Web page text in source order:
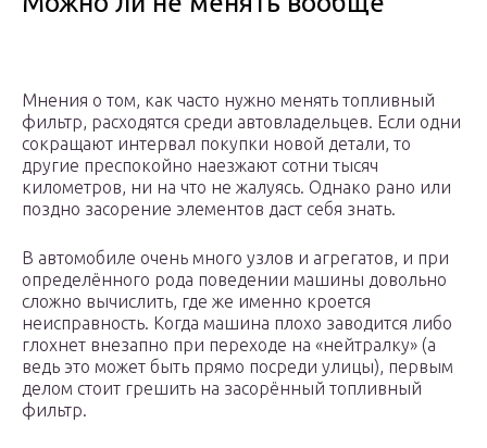
Мнения о том, как часто нужно менять топливный
фильтр, расходятся среди автовладельцев. Если одни
сокращают интервал покупки новой детали, то
другие преспокойно наезжают сотни тысяч
километров, ни на что не жалуясь. Однако рано или
поздно засорение элементов даст себя знать.
В автомобиле очень много узлов и агрегатов, и при
определённого рода поведении машины довольно
сложно вычислить, где же именно кроется
неисправность. Когда машина плохо заводится либо
глохнет внезапно при переходе на «нейтралку» (а
ведь это может быть прямо посреди улицы), первым
делом стоит грешить на засорённый топливный
фильтр.